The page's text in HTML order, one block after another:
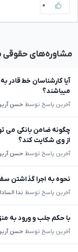
۰
مشاوره‌های حقوقی
آیا کارشناسان خط
میباشند؟
آخرین پاسخ توسط حسن
چگونه ضامن بانکی می
از وی شکایت کند؟
آخرین پاسخ توسط حسن
نحوه به اجرا گذاشتن
آخرین پاسخ توسط ندا
با حکم جلب و ورود به
آخرین پاسخ توسط حسن